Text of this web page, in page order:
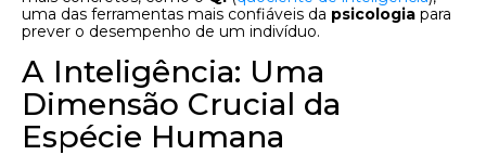
uma das ferramentas mais confiáveis da psicologia para
prever o desempenho de um indivíduo.
A Inteligência: Uma
Dimensão Crucial da
Espécie Humana